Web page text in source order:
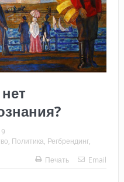
Политика Регбрендинг,
Печать
Email